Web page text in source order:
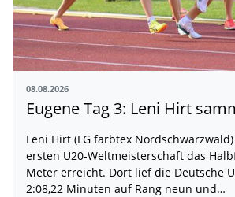
08.08.2026
Leni Hirt (LG farbtex
ersten U20-Weltmeisterschaft das
Meter erreicht. Dort lief die Deutsche
2:08,22 Minuten auf Rang neun und…